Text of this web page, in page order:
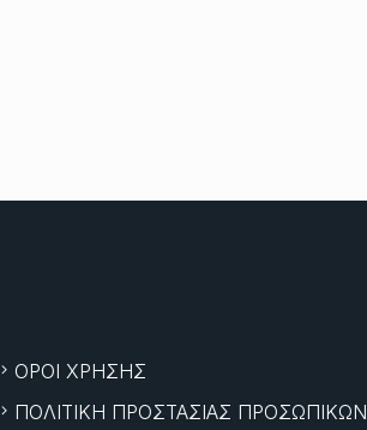
ΟΡΟΙ ΧΡΗΣΗΣ
ΠΟΛΙΤΙΚΗ ΠΡΟΣΤΑΣΙΑΣ ΠΡΟΣΩΠΙΚΩΝ